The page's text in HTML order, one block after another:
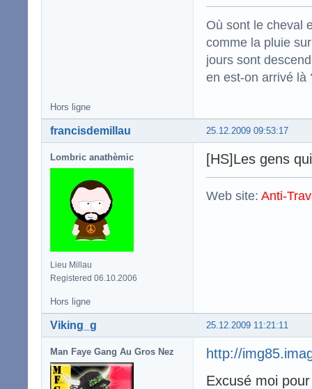
Où sont le cheval
comme la pluie
jours sont
en est-on arrivé là
Hors ligne
25.12.2009 09:53:17
francisdemillau
Lombric anathèmic
Lieu Millau
Registered 06.10.2006
[HS]Les gens
Web site: Anti-
Hors ligne
25.12.2009 11:21:11
Viking_g
Man Faye Gang Au Gros Nez
http://
Excusé moi